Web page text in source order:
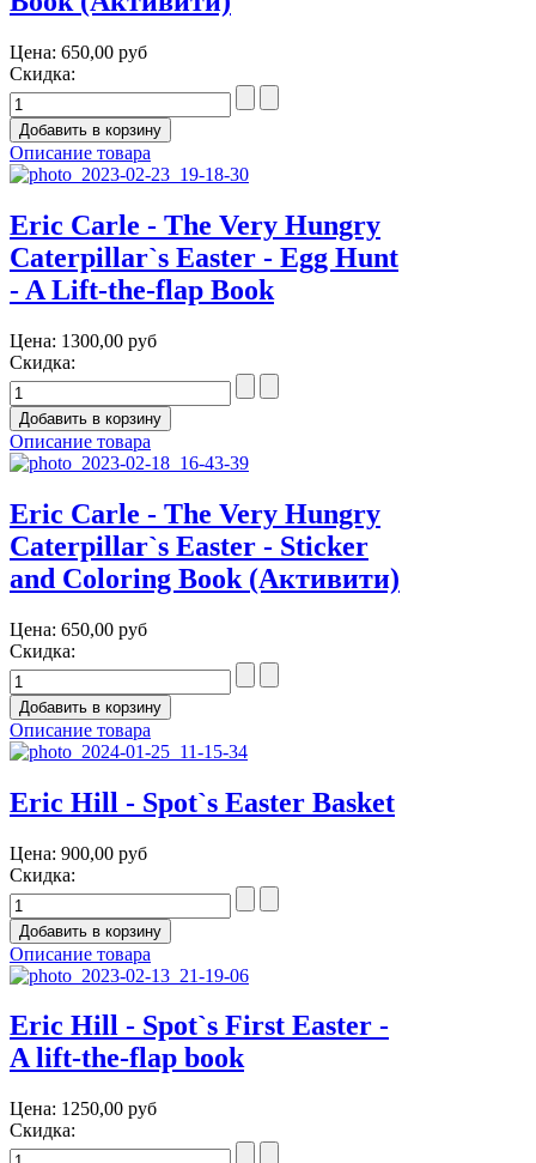
Цена: 650,00 руб
Скидка:
Описание товара
Eric Carle - The Very Hungry
Caterpillar`s Easter - Egg Hunt
- A Lift-the-flap Book
Цена: 1300,00 руб
Скидка:
Описание товара
Eric Carle - The Very Hungry
Caterpillar`s Easter - Sticker
and Coloring Book (Активити)
Цена: 650,00 руб
Скидка:
Описание товара
Eric Hill - Spot`s Easter Basket
Цена: 900,00 руб
Скидка:
Описание товара
Eric Hill - Spot`s First Easter -
A lift-the-flap book
Цена: 1250,00 руб
Скидка: